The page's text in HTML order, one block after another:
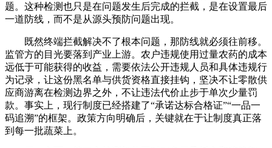
题。这种检测也只是在问题发生后完成的拦截，是在设置最后
一道防线，而不是从源头预防问题出现。
既然终端拦截解决不了根本问题，那防线就必须往前移。
监管方的目光要落到产业上游。农户违规使用过量农药的成本
远低于可能获得的收益，需要依法公开违规人员和具体违规行
为记录，让这份黑名单与供货资格直接挂钩，坚决不让零散供
应商游离在检测边界之外，不让违法代价止步于单次少量罚
款。事实上，现行制度已经搭建了“承诺达标合格证”“一品一
码追溯”的框架。政策方向明确后，关键就在于让制度真正落
到每一批蔬菜上。